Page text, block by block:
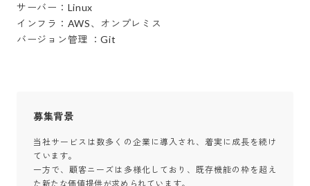
サーバー：Linux
インフラ：AWS、オンプレミス
バージョン管理 ：Git
募集背景
当社サービスは数多くの企業に導入され、着実に成長を続け
ています。
一方で、顧客ニーズは多様化しており、既存機能の枠を超え
た新たな価値提供が求められています。